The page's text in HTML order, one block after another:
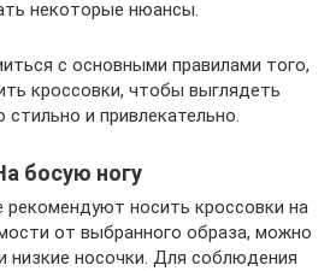
некоторые нюансы.
с основными правилами того,
кроссовки, чтобы выглядеть
стильно и привлекательно.
босую ногу
носить кроссовки на
от выбранного образа, можно
низкие носочки. Для соблюдения